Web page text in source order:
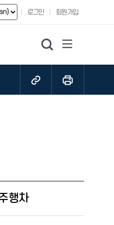
로그인 회원가입
검색
페이지 공유하기페이지 인쇄
행차